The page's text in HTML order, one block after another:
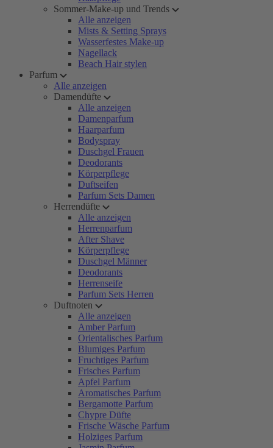
Sommer-Make-up und Trends
Alle anzeigen
Mists & Setting Sprays
Wasserfestes Make-up
Nagellack
Beach Hair stylen
Parfum
Alle anzeigen
Damendüfte
Alle anzeigen
Damenparfum
Haarparfum
Bodyspray
Duschgel Frauen
Deodorants
Körperpflege
Duftseifen
Parfum Sets Damen
Herrendüfte
Alle anzeigen
Herrenparfum
After Shave
Körperpflege
Duschgel Männer
Deodorants
Herrenseife
Parfum Sets Herren
Duftnoten
Alle anzeigen
Amber Parfum
Orientalisches Parfum
Blumiges Parfum
Fruchtiges Parfum
Frisches Parfum
Apfel Parfum
Aromatisches Parfum
Bergamotte Parfum
Chypre Düfte
Frische Wäsche Parfum
Holziges Parfum